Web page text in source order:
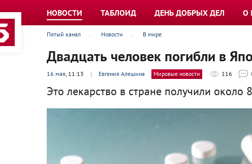
НОВОСТИ ТАБЛОИД ДЕНЬ ДОБРЫХ ДЕЛ О
Пятый канал Новости В мире
Двадцать человек погибли в
16 мая, 11:13 | Евгения Алешина Мировые новости 116
Это лекарство в стране получили около